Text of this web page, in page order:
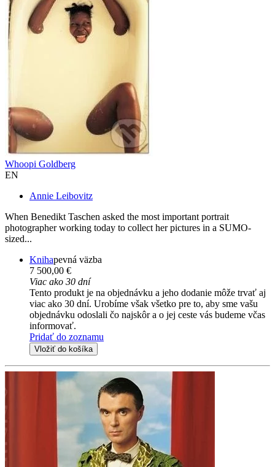
Whoopi Goldberg
EN
Annie Leibovitz
When Benedikt Taschen asked the most important portrait
photographer working today to collect her pictures in a SUMO-
sized...
Knihapevná väzba
7 500,00 €
Viac ako 30 dní
Tento produkt je na objednávku a jeho dodanie môže trvať aj
viac ako 30 dní. Urobíme však všetko pre to, aby sme vašu
objednávku odoslali čo najskôr a o jej ceste vás budeme včas
informovať.
Pridať do zoznamu
Vložiť do košíka